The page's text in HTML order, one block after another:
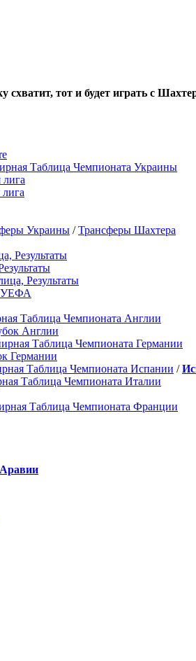
тот и будет играть с
Таблица Чемпионата Украины
Украины /Трансферы Шахтера
Результаты
Результаты
УЕФА
Таблица Чемпионата Англии
Англии
Таблица Чемпионата Германии
Германии
Таблица Чемпионата Испании /
Таблица Чемпионата Италии
Таблица Чемпионата Франции